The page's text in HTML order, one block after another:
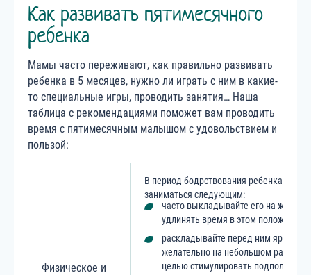
Как развивать пятимесячного
ребенка
Мамы часто переживают, как правильно развивать
ребенка в 5 месяцев, нужно ли играть с ним в какие-
то специальные игры, проводить занятия… Наша
таблица с рекомендациями поможет вам проводить
время с пятимесячным малышом с удовольствием и
пользой:
Физическое и
В период бодрствования ребенка
заниматься следующим:
часто выкладывайте его на живот,
удлинять время в этом положении;
раскладывайте перед ним яркие
желательно на небольшом
целью стимулировать подползание;